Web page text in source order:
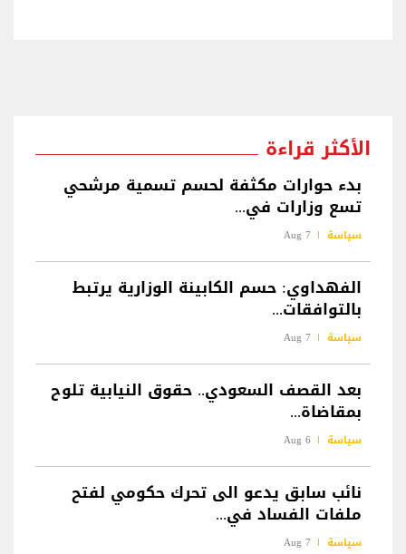
الأكثر قراءة
بدء حوارات مكثفة لحسم تسمية مرشحي
تسع وزارات في...
سياسة 7 Aug
الفهداوي: حسم الكابينة الوزارية يرتبط
بالتوافقات...
سياسة 7 Aug
بعد القصف السعودي.. حقوق النيابية تلوح
بمقاضاة...
سياسة 6 Aug
نائب سابق يدعو الى تحرك حكومي لفتح
ملفات الفساد في...
سياسة 7 Aug